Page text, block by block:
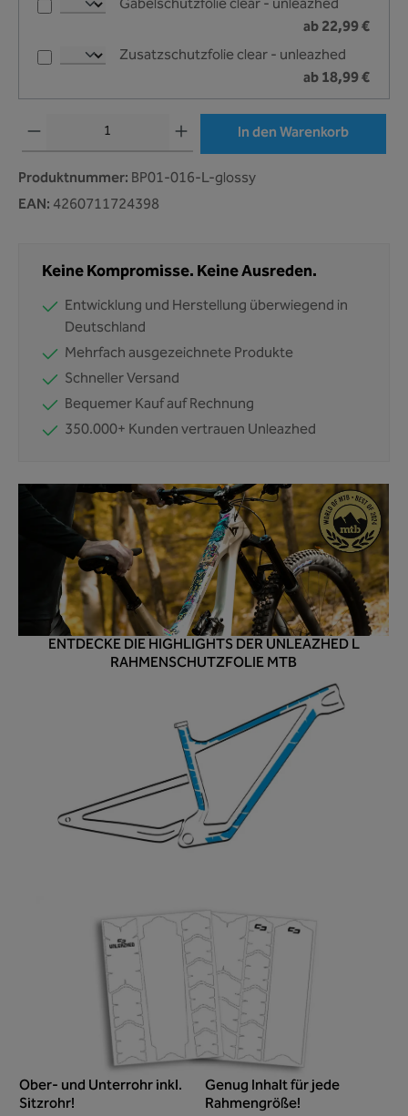
Gabelschutzfolie clear - unleazhed
ab 22,99 €
Zusatzschutzfolie clear - unleazhed
ab 18,99 €
In den Warenkorb
Produktnummer: BP01-016-L-glossy
EAN: 4260711724398
Keine Kompromisse. Keine Ausreden.
Entwicklung und Herstellung überwiegend in
Deutschland
Mehrfach ausgezeichnete Produkte
Schneller Versand
Bequemer Kauf auf Rechnung
350.000+ Kunden vertrauen Unleazhed
ENTDECKE DIE HIGHLIGHTS DER UNLEAZHED L
RAHMENSCHUTZFOLIE MTB
Ober- und Unterrohr inkl.
Sitzrohr!
Genug Inhalt für jede
Rahmengröße!